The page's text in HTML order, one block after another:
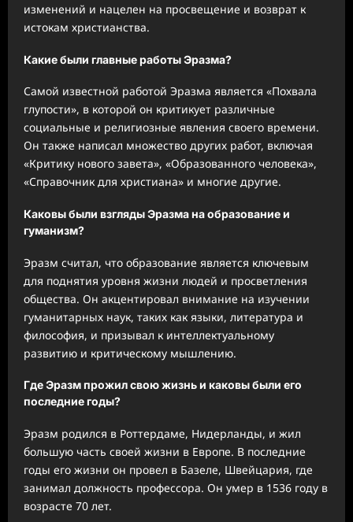
изменений и нацелен на просвещение и возврат к
истокам христианства.
Какие были главные работы Эразма?
Самой известной работой Эразма является «Похвала
глупости», в которой он критикует различные
социальные и религиозные явления своего времени.
Он также написал множество других работ, включая
«Критику нового завета», «Образованного человека»,
«Справочник для христиана» и многие другие.
Каковы были взгляды Эразма на образование и
гуманизм?
Эразм считал, что образование является ключевым
для поднятия уровня жизни людей и просветления
общества. Он акцентировал внимание на изучении
гуманитарных наук, таких как языки, литература и
философия, и призывал к интеллектуальному
развитию и критическому мышлению.
Где Эразм прожил свою жизнь и каковы были его
последние годы?
Эразм родился в Роттердаме, Нидерланды, и жил
большую часть своей жизни в Европе. В последние
годы его жизни он провел в Базеле, Швейцария, где
занимал должность профессора. Он умер в 1536 году в
возрасте 70 лет.